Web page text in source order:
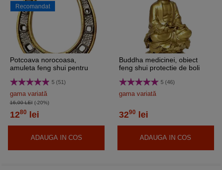
Recomandat
Potcoava norocoasa,
amuleta feng shui pentru
5 (51)
gama variată
16,00 LEI(-20%)
1280 lei
ADAUGA IN COS
Buddha medicinei, obiect
feng shui protectie de boli
auriu 10 cm
5 (46)
gama variată
3290 lei
ADAUGA IN COS